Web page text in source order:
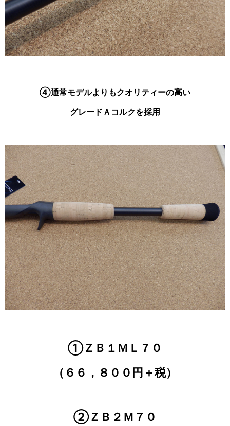
④通常モデルよりもクオリティーの高い
グレードＡコルクを採用
①ＺＢ１ＭＬ７０
（６６，８００円＋税）
②ＺＢ２Ｍ７０